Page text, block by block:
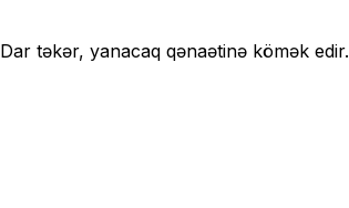
Dar təkər, yanacaq qənaətinə kömək edir.